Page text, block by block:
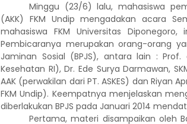
Minggu (23/6) lalu, mahasiswa
(AKK) FKM Undip mengadakan acara
mahasiswa FKM Universitas
Pembicaranya merupakan orang-orang
Jaminan Sosial (BPJS), antara lain :
Kesehatan RI), Dr. Ede Surya Darmawan,
AAK (perwakilan dari PT. ASKES) dan Riyan
FKM Undip). Keempatnya menjelaskan
diberlakukan BPJS pada Januari 2014
Pertama, materi disampaikan oleh